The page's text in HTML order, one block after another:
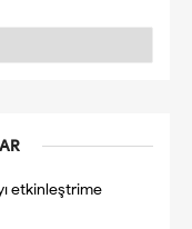
etkinleştrime